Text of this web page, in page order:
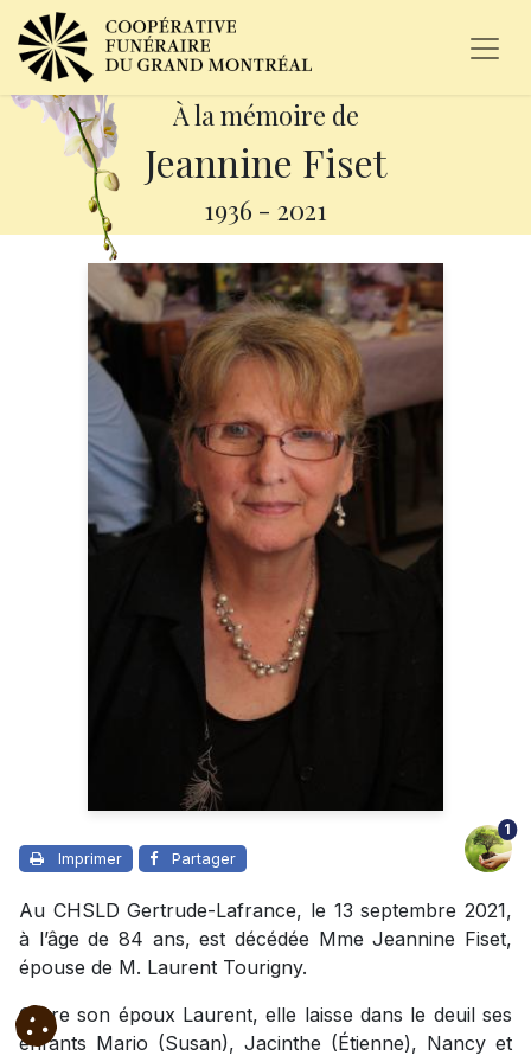
À la mémoire de
Jeannine Fiset
1936 - 2021
Imprimer Partager
1
Au CHSLD Gertrude-Lafrance, le 13 septembre 2021,
à l’âge de 84 ans, est décédée Mme Jeannine Fiset,
épouse de M. Laurent Tourigny.
Outre son époux Laurent, elle laisse dans le deuil ses
enfants Mario (Susan), Jacinthe (Étienne), Nancy et